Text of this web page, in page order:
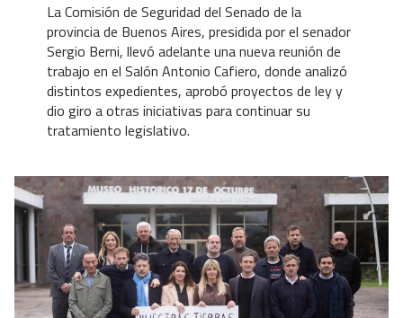
La Comisión de Seguridad del Senado de la
provincia de Buenos Aires, presidida por el senador
Sergio Berni, llevó adelante una nueva reunión de
trabajo en el Salón Antonio Cafiero, donde analizó
distintos expedientes, aprobó proyectos de ley y
dio giro a otras iniciativas para continuar su
tratamiento legislativo.